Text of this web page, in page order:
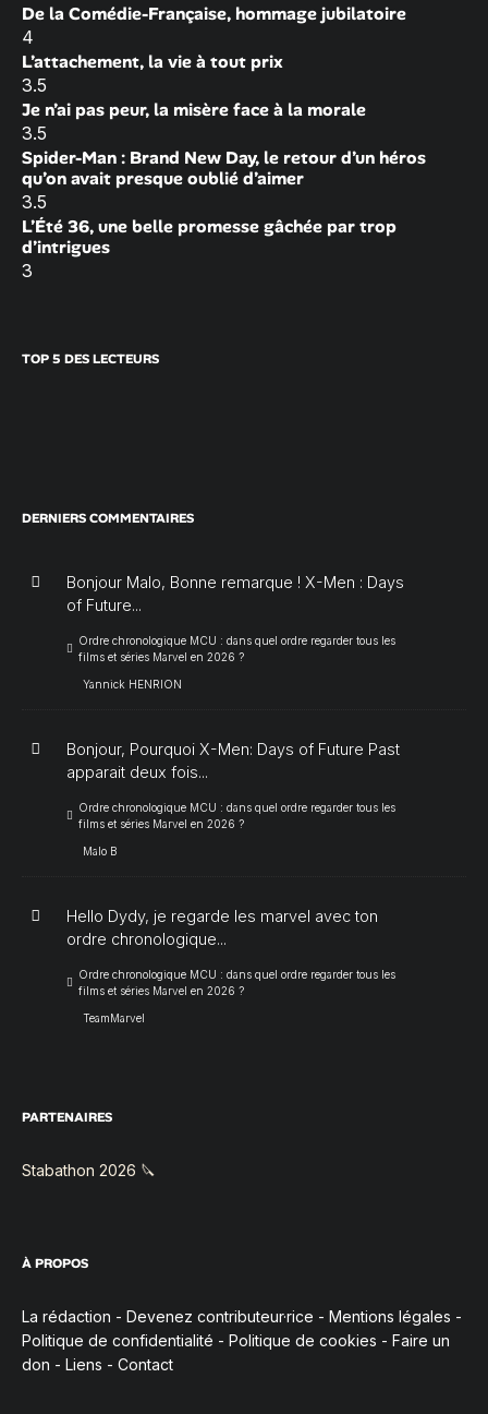
De la Comédie-Française, hommage jubilatoire
4
L’attachement, la vie à tout prix
3.5
Je n’ai pas peur, la misère face à la morale
3.5
Spider-Man : Brand New Day, le retour d’un héros
qu’on avait presque oublié d’aimer
3.5
L’Été 36, une belle promesse gâchée par trop
d’intrigues
3
TOP 5 DES LECTEURS
DERNIERS COMMENTAIRES
Bonjour Malo, Bonne remarque ! X-Men : Days
of Future...
Ordre chronologique MCU : dans quel ordre regarder tous les
films et séries Marvel en 2026 ?
Yannick HENRION
Bonjour, Pourquoi X-Men: Days of Future Past
apparait deux fois...
Ordre chronologique MCU : dans quel ordre regarder tous les
films et séries Marvel en 2026 ?
Malo B
Hello Dydy, je regarde les marvel avec ton
ordre chronologique...
Ordre chronologique MCU : dans quel ordre regarder tous les
films et séries Marvel en 2026 ?
TeamMarvel
PARTENAIRES
Stabathon 2026 🔪
À PROPOS
La rédaction - Devenez contributeur·rice - Mentions légales -
Politique de confidentialité - Politique de cookies - Faire un
don - Liens - Contact